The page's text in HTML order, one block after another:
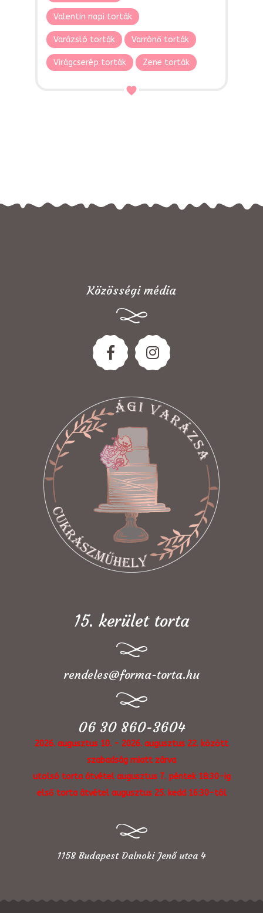
Valentin napi torták
Varázsló torták Varrónő torták
Virágcserép torták Zene torták
Közösségi média
15. kerület torta
rendeles@forma-torta.hu
06 30 860-3604
2026. augusztus 10. - 2026. augusztus 22. között
szabadság miatt zárva
utolsó torta átvétel augusztus 7. péntek 18:30-ig
első torta átvétel augusztus 25. kedd 16:30-tól
1158 Budapest Dalnoki Jenő utca 4